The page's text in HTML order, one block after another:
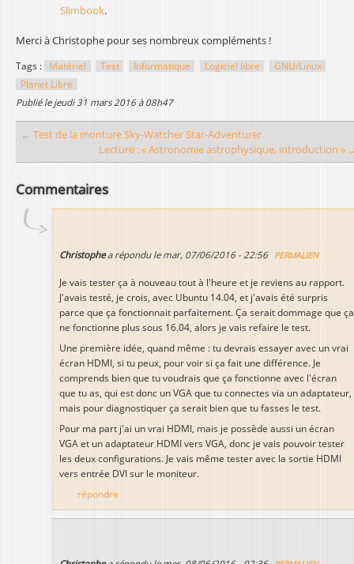
Slimbook.
Merci à Christophe pour ses nombreux compléments !
Tags : Matériel Test Informatique Logiciel libre
GNU/Linux
Planet Libre
publié le jeudi 31 mars 2016 à 08h47
← Test de la monture Sky-Watcher Star-Adventurer
Lecture : « Astronomie astrophysique, introduction »
Commentaires
Christophea répondu le mar, 07/06/2016 - 22:56 PERMALIEN
Je vais tester ça à nouveau tout à l'heure et je reviens au rapport.
J'avais testé, je crois, avec Ubuntu 14.04, et j'avais été surpris
parce que ça fonctionnait parfaitement. Ça serait dommage que ça
ne fonctionne plus sous 16.04, alors je vais refaire le test.
Une première idée, quand même : tu devrais essayer avec un vrai
écran HDMI, si tu peux, pour voir si ça fait une différence. Je
comprends bien que tu voudrais que ça fonctionne avec l'écran
que tu as, qui est donc un VGA que tu connectes via un adaptateur,
mais pour diagnostiquer ça serait bien que tu fasses le test.
Pour ma part j'ai un vrai HDMI, mais je possède aussi un écran
VGA et un adaptateur HDMI vers VGA, donc je vais pouvoir tester
les deux configurations. Je vais même tester avec la sortie HDMI
vers entrée DVI sur le moniteur.
répondre